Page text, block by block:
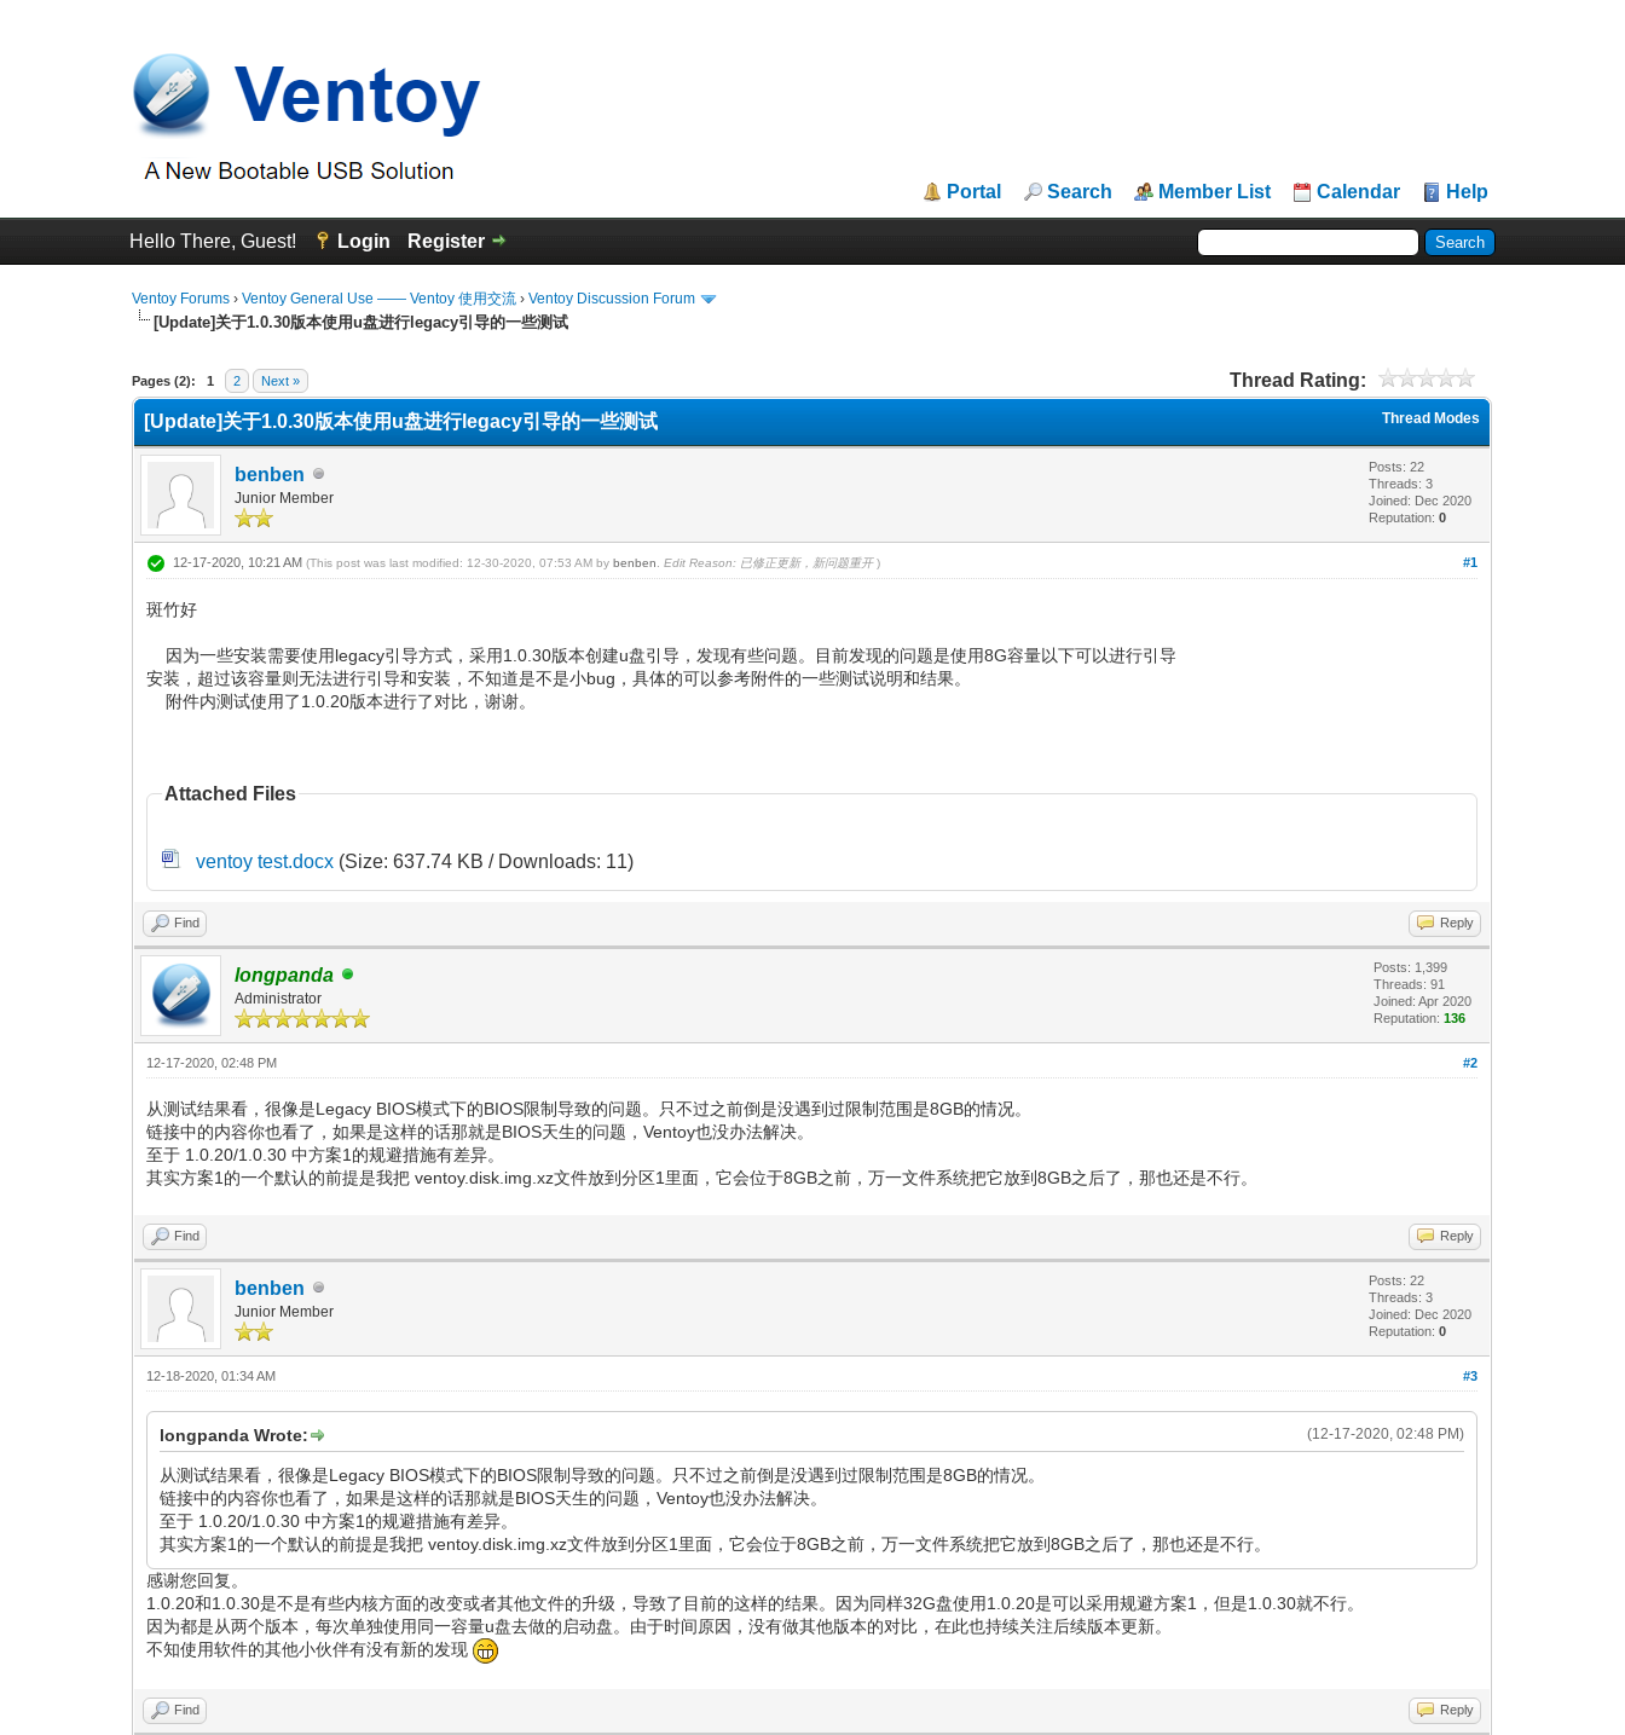
Portal Search Member List Calendar Help
Hello There, Guest! Login Register
Ventoy Forums ›Ventoy General Use —— Ventoy 使用交流 ›Ventoy Discussion Forum
[Update]关于1.0.30版本使用u盘进行legacy引导的一些测试
Pages (2): 1 2 Next » Thread Rating:
0 Vote(s) - 0 Average
1
2
3
4
5
Thread Modes
[Update]关于1.0.30版本使用u盘进行legacy引导的一些测试
benben
Junior Member
Posts: 22
Threads: 3
Joined: Dec 2020
Reputation:0
#1
12-17-2020, 10:21 AM(This post was last modified: 12-30-2020, 07:53 AM bybenben Edit Reason: 已修正更新，新问题重开 )
斑竹好
因为一些安装需要使用legacy引导方式，采用1.0.30版本创建u盘引导，发现有些问题。目前发现的问题是使用8G容量以下可以进行引导
安装，超过该容量则无法进行引导和安装，不知道是不是小bug，具体的可以参考附件的一些测试说明和结果。
附件内测试使用了1.0.20版本进行了对比，谢谢。
Attached Files
ventoy test.docx (Size: 637.74 KB / Downloads: 11)
Find Reply
longpanda
Administrator
Posts: 1,399
Threads: 91
Joined: Apr 2020
Reputation:136
#2
12-17-2020, 02:48 PM
从测试结果看，很像是Legacy BIOS模式下的BIOS限制导致的问题。只不过之前倒是没遇到过限制范围是8GB的情况。
链接中的内容你也看了，如果是这样的话那就是BIOS天生的问题，Ventoy也没办法解决。
至于 1.0.20/1.0.30 中方案1的规避措施有差异。
其实方案1的一个默认的前提是我把 ventoy.disk.img.xz文件放到分区1里面，它会位于8GB之前，万一文件系统把它放到8GB之后了，那也还是不行。
Find Reply
benben
Junior Member
Posts: 22
Threads: 3
Joined: Dec 2020
Reputation:0
#3
12-18-2020, 01:34 AM
(12-17-2020, 02:48 PM)
longpanda Wrote:
从测试结果看，很像是Legacy BIOS模式下的BIOS限制导致的问题。只不过之前倒是没遇到过限制范围是8GB的情况。
链接中的内容你也看了，如果是这样的话那就是BIOS天生的问题，Ventoy也没办法解决。
至于 1.0.20/1.0.30 中方案1的规避措施有差异。
其实方案1的一个默认的前提是我把 ventoy.disk.img.xz文件放到分区1里面，它会位于8GB之前，万一文件系统把它放到8GB之后了，那也还是不行。
感谢您回复。
1.0.20和1.0.30是不是有些内核方面的改变或者其他文件的升级，导致了目前的这样的结果。因为同样32G盘使用1.0.20是可以采用规避方案1，但是1.0.30就不行。
因为都是从两个版本，每次单独使用同一容量u盘去做的启动盘。由于时间原因，没有做其他版本的对比，在此也持续关注后续版本更新。
不知使用软件的其他小伙伴有没有新的发现
Find Reply